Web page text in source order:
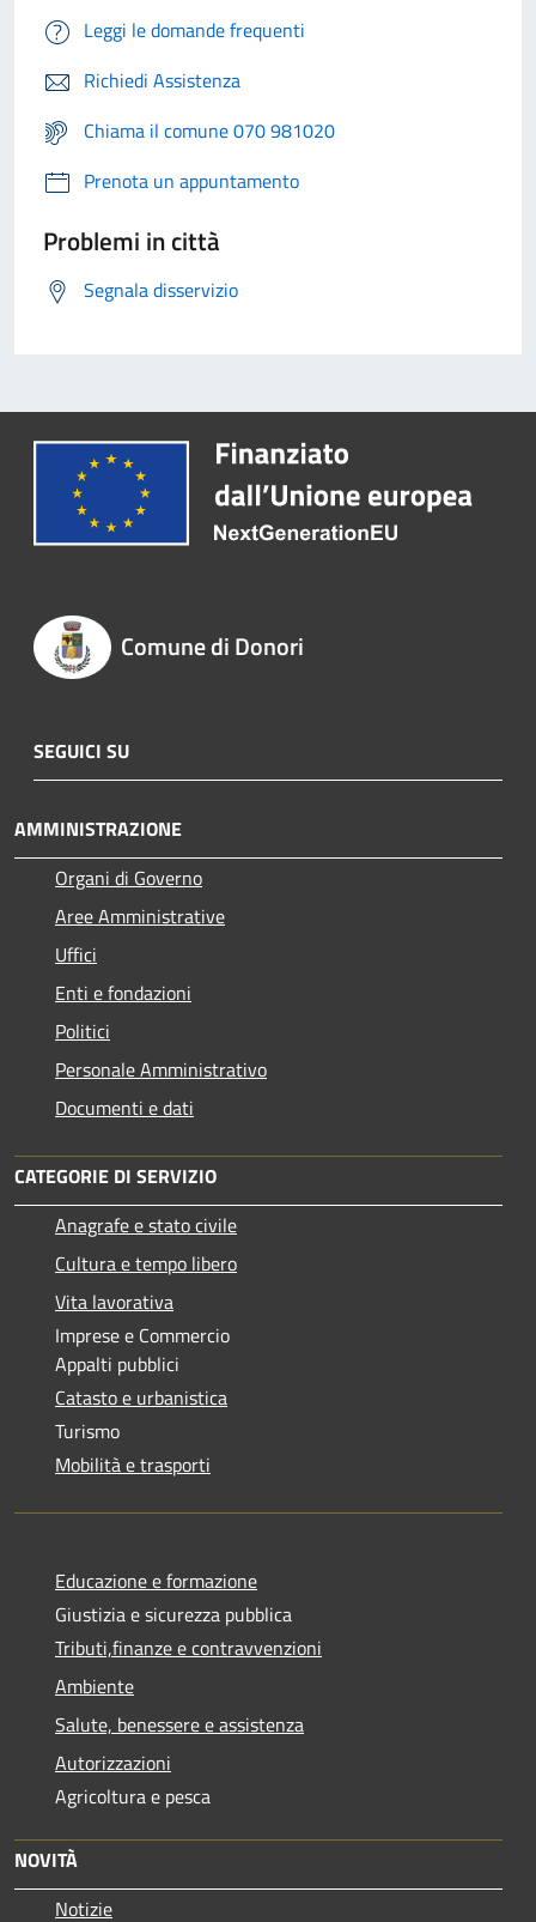
Leggi le domande frequenti
Richiedi Assistenza
Chiama il comune 070 981020
Prenota un appuntamento
Problemi in città
Segnala disservizio
Comune di Donori
SEGUICI SU
AMMINISTRAZIONE
Organi di Governo
Aree Amministrative
Uffici
Enti e fondazioni
Politici
Personale Amministrativo
Documenti e dati
CATEGORIE DI SERVIZIO
Anagrafe e stato civile
Cultura e tempo libero
Vita lavorativa
Imprese e Commercio
Appalti pubblici
Catasto e urbanistica
Turismo
Mobilità e trasporti
Educazione e formazione
Giustizia e sicurezza pubblica
Tributi,finanze e contravvenzioni
Ambiente
Salute, benessere e assistenza
Autorizzazioni
Agricoltura e pesca
NOVITÀ
Notizie